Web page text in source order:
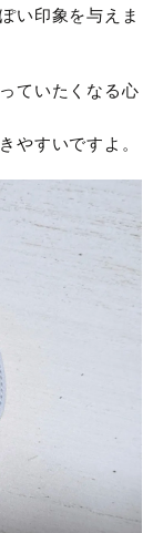
い印象を与えま
ていたくなる心
やすいですよ。